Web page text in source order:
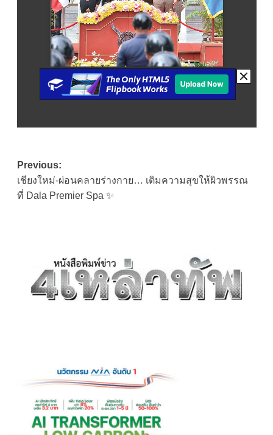
Post
navigation
Previous:
เชียงใหม่-ผ่อนคลายร่างกาย… เติมความสุขให้ผิวพรรณ
ที่ Dala Premier Spa ✨